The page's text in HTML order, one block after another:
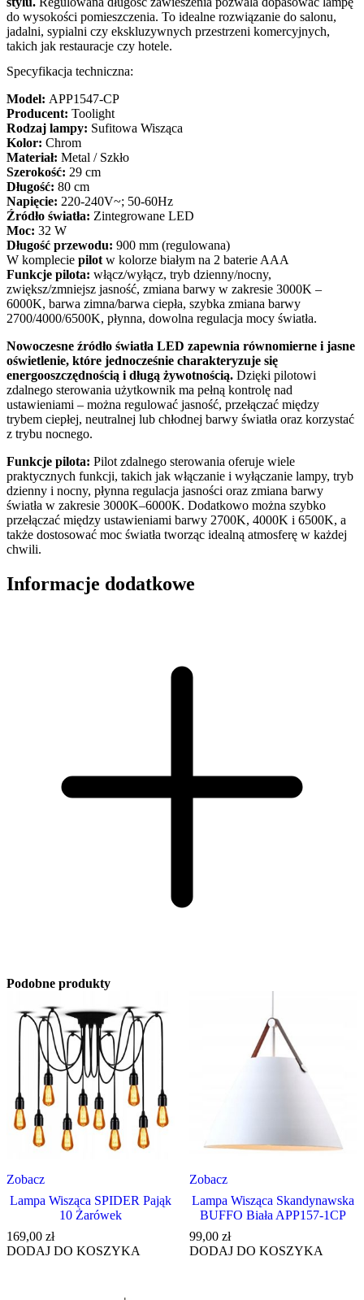
do wysokości pomieszczenia. To idealne rozwiązanie do salonu,
jadalni, sypialni czy ekskluzywnych przestrzeni komercyjnych,
takich jak restauracje czy hotele.
Specyfikacja techniczna:
Model: APP1547-CP
Producent: Toolight
Rodzaj lampy: Sufitowa Wisząca
Kolor: Chrom
Materiał: Metal / Szkło
Szerokość: 29 cm
Długość: 80 cm
Napięcie: 220-240V~; 50-60Hz
Źródło światła: Zintegrowane LED
Moc: 32 W
Długość przewodu: 900 mm (regulowana)
W komplecie pilot w kolorze białym na 2 baterie AAA
Funkcje pilota: włącz/wyłącz, tryb dzienny/nocny,
zwiększ/zmniejsz jasność, zmiana barwy w zakresie 3000K –
6000K, barwa zimna/barwa ciepła, szybka zmiana barwy
2700/4000/6500K, płynna, dowolna regulacja mocy światła.
Nowoczesne źródło światła LED zapewnia równomierne i jasne
oświetlenie, które jednocześnie charakteryzuje się
energooszczędnością i długą żywotnością. Dzięki pilotowi
zdalnego sterowania użytkownik ma pełną kontrolę nad
ustawieniami – można regulować jasność, przełączać między
trybem ciepłej, neutralnej lub chłodnej barwy światła oraz korzystać
z trybu nocnego.
Funkcje pilota: Pilot zdalnego sterowania oferuje wiele
praktycznych funkcji, takich jak włączanie i wyłączanie lampy, tryb
dzienny i nocny, płynna regulacja jasności oraz zmiana barwy
światła w zakresie 3000K–6000K. Dodatkowo można szybko
przełączać między ustawieniami barwy 2700K, 4000K i 6500K, a
także dostosować moc światła tworząc idealną atmosferę w każdej
chwili.
Informacje dodatkowe
Podobne produkty
Zobacz
Lampa Wisząca SPIDER Pająk
10 Żarówek
169,00 zł
DODAJ DO KOSZYKA
Zobacz
Lampa Wisząca Skandynawska
BUFFO Biała APP157-1CP
99,00 zł
DODAJ DO KOSZYKA